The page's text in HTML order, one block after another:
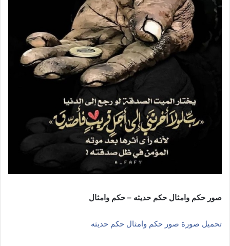
صور حكم وامثال حكم حديثه – حكم وامثال
تحميل صورة صور حكم وامثال حكم حديثه